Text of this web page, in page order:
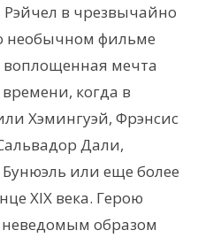
в чрезвычайно
необычном фильме
воплощенная мечта
когда в
Хэмингуэй, Фрэнсис
Дали,
или еще более
XIX века. Герою
неведомым образом